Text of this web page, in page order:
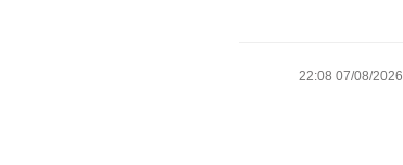
07/08/2026 22:08